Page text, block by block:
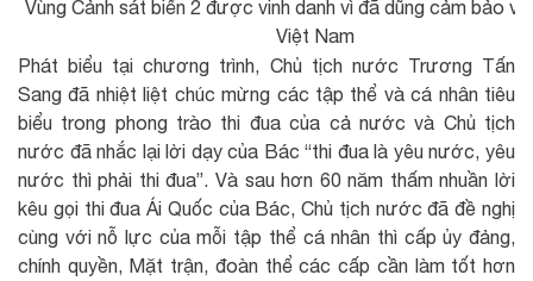
Vùng Cảnh sát biển 2 được vinh danh vì đã dũng cảm bảo
Việt Nam
Phát biểu tại chương trình, Chủ tịch nước Trương Tấn
Sang đã nhiệt liệt chúc mừng các tập thể và cá nhân tiêu
biểu trong phong trào thi đua của cả nước và Chủ tịch
nước đã nhắc lại lời dạy của Bác “thi đua là yêu nước, yêu
nước thì phải thi đua”. Và sau hơn 60 năm thấm nhuần lời
kêu gọi thi đua Ái Quốc của Bác, Chủ tịch nước đã đề nghị
cùng với nỗ lực của mỗi tập thể cá nhân thì cấp ủy đảng,
chính quyền, Mặt trận, đoàn thể các cấp cần làm tốt hơn